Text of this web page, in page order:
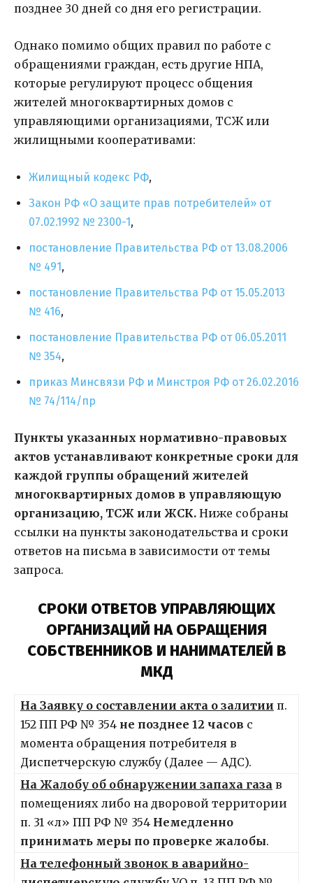
позднее 30 дней со дня его регистрации.
Однако помимо общих правил по работе с
обращениями граждан, есть другие НПА,
которые регулируют процесс общения
жителей многоквартирных домов с
управляющими организациями, ТСЖ или
жилищными кооперативами:
Жилищный кодекс РФ,
Закон РФ «О защите прав потребителей» от
07.02.1992 № 2300-1,
постановление Правительства РФ от 13.08.2006
№ 491,
постановление Правительства РФ от 15.05.2013
№ 416,
постановление Правительства РФ от 06.05.2011
№ 354,
приказ Минсвязи РФ и Минстроя РФ от 26.02.2016
№ 74/114/пр
Пункты указанных нормативно-правовых
актов устанавливают конкретные сроки для
каждой группы обращений жителей
многоквартирных домов в управляющую
организацию, ТСЖ или ЖСК. Ниже собраны
ссылки на пункты законодательства и сроки
ответов на письма в зависимости от темы
запроса.
СРОКИ ОТВЕТОВ УПРАВЛЯЮЩИХ
ОРГАНИЗАЦИЙ НА ОБРАЩЕНИЯ
СОБСТВЕННИКОВ И НАНИМАТЕЛЕЙ В
МКД
На Заявку о составлении акта о залитии п.
152 ПП РФ № 354 не позднее 12 часов с
момента обращения потребителя в
Диспетчерскую службу (Далее — АДС).
На Жалобу об обнаружении запаха газа в
помещениях либо на дворовой территории
п. 31 «л» ПП РФ № 354 Немедленно
принимать меры по проверке жалобы.
На телефонный звонок в аварийно-